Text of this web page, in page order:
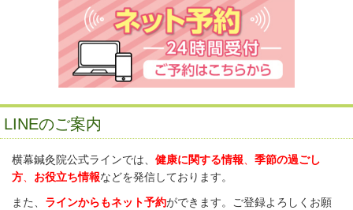
LINEのご案内
横幕鍼灸院公式ラインでは、 健康に関する情報、 季節の過ごし
方、 お役立ち情報などを発信しております。
また、 ラインからもネット予約ができます。ご登録よろしくお願